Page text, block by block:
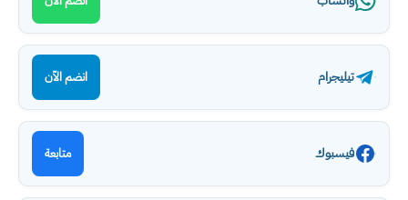
تيليجرام انضم الآن
فيسبوك متابعة